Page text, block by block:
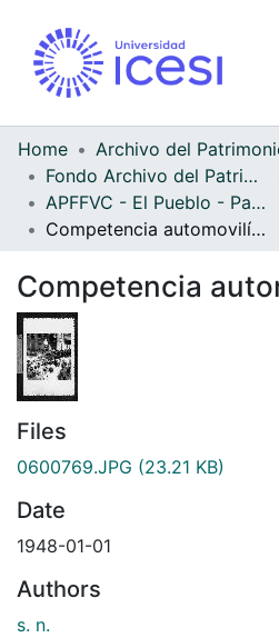
Home
Fondo Archivo del Patrimonio Fotográfico y Fílmico del Valle del Cauca
APFFVC - El Pueblo - Patrimonial
Competencia automovilística
Competencia
Files
0600769.JPG (23.21 KB)
Date
1948-01-01
Authors
s. n.